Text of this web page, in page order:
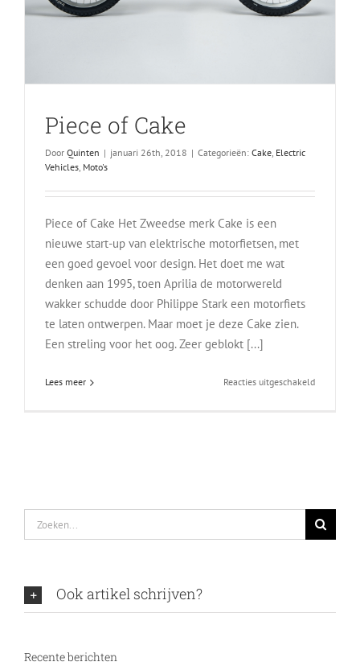
Piece of Cake
Door Quinten | januari 26th, 2018 | Categorieën: Cake, Electric
Vehicles, Moto's
Piece of Cake Het Zweedse merk Cake is een
nieuwe start-up van elektrische motorfietsen, met
een goed gevoel voor design. Het doet me wat
denken aan 1995, toen Aprilia de motorwereld
wakker schudde door Philippe Stark een motorfiets
te laten ontwerpen. Maar moet je deze Cake zien.
Een streling voor het oog. Zeer geblokt [...]
Lees meer Reacties uitgeschakeldvoor
Zoeken
naar:
Ook artikel schrijven?
Recente berichten